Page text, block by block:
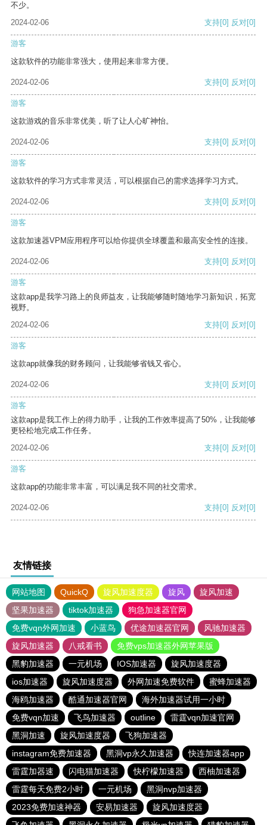
不少。
2024-02-06
支持[0] 反对[0]
游客
这款软件的功能非常强大，使用起来非常方便。
2024-02-06 支持[0] 反对[0]
游客
这款游戏的音乐非常优美，听了让人心旷神怡。
2024-02-06 支持[0] 反对[0]
游客
这款软件的学习方式非常灵活，可以根据自己的需求选择学习方式。
2024-02-06 支持[0] 反对[0]
游客
这款加速器VPM应用程序可以给你提供全球覆盖和最高安全性的连接。
2024-02-06 支持[0] 反对[0]
游客
这款app是我学习路上的良师益友，让我能够随时随地学习新知识，拓宽
视野。
2024-02-06
支持[0] 反对[0]
游客
这款app就像我的财务顾问，让我能够省钱又省心。
2024-02-06 支持[0] 反对[0]
游客
这款app是我工作上的得力助手，让我的工作效率提高了50%，让我能够
更轻松地完成工作任务。
2024-02-06
支持[0] 反对[0]
游客
这款app的功能非常丰富，可以满足我不同的社交需求。
2024-02-06 支持[0] 反对[0]
友情链接
网站地图 QuickQ 旋风加速度器 旋风
旋风加速
坚果加速器
tiktok加速器
狗急加速器官网
免费vqn外网加速
小蓝鸟 优途加速器官网
风驰加速器
旋风加速器
八戒看书
免费vps加速器外网苹果版
黑豹加速器
一元机场 IOS加速器
旋风加速度器
ios加速器
旋风加速度器 外网加速免费软件
蜜蜂加速器
海鸥加速器
酷通加速器官网
海外加速器试用一小时
免费vqn加速
飞鸟加速器 outline
雷霆vqn加速官网
黑洞加速
旋风加速度器
飞狗加速器
instagram免费加速器
黑洞vp永久加速器
快连加速器app
雷霆加器速
闪电猫加速器 快柠檬加速器
西柚加速器
雷霆每天免费2小时
一元机场
黑洞nvp加速器
2023免费加速神器
安易加速器
旋风加速度器